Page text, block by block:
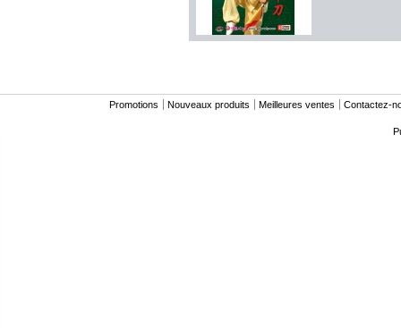
Promotions Nouveaux produits Meilleures ventes
Contactez-